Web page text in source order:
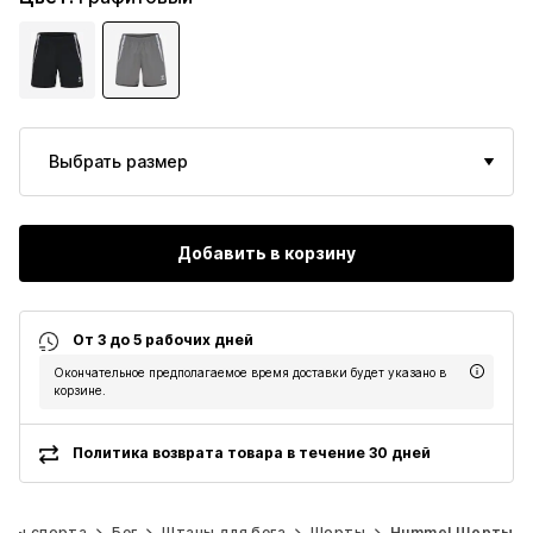
Выбрать размер
Добавить в корзину
От 3 до 5 рабочих дней
Окончательное предполагаемое время доставки будет указано в
корзине.
Политика возврата товара в течение 30 дней